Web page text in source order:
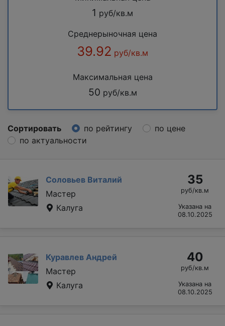
1 руб/кв.м
Среднерыночная цена
39.92 руб/кв.м
Максимальная цена
50 руб/кв.м
Сортировать по рейтингу
по цене
по актуальности
Соловьев Виталий
Мастер
Калуга
35
руб/кв.м
Указана на
08.10.2025
Куравлев Андрей
Мастер
Калуга
40
руб/кв.м
Указана на
08.10.2025